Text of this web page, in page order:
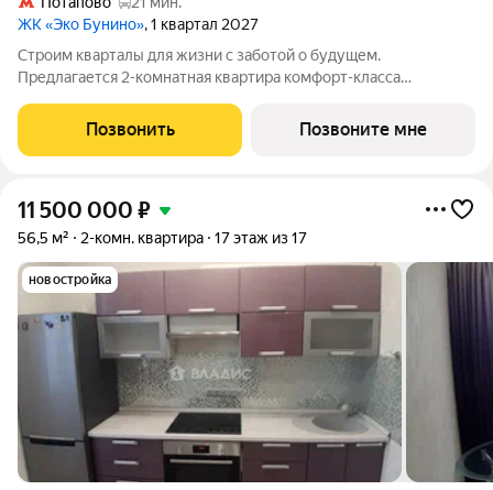
ЖК «Эко Бунино», 1 квартал 2027
Строим кварталы для жизни с заботой о будущем.
Предлагается 2-комнатная квартира комфорт-класса
жилом комплексе "Эко Бунино".Застройщик сдает квартиры с
отделкой в нескольких вариантах:
Позвонить Позвоните мне
11 500 000 ₽
56,5 м² 2-комн. квартира 17 этаж из 17
новостройка